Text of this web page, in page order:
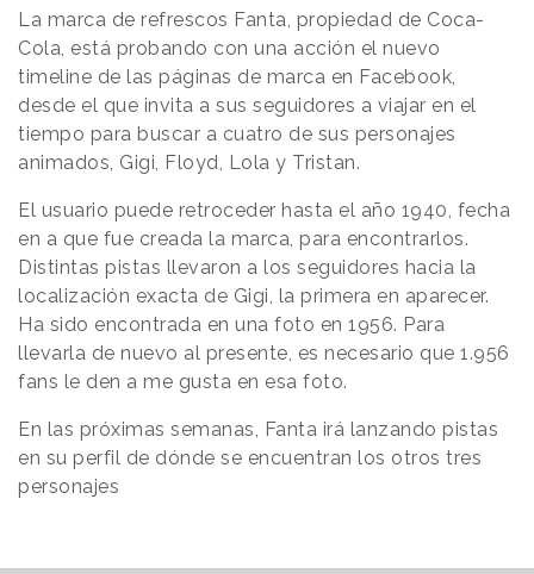
La marca de refrescos Fanta, propiedad de Coca-
Cola, está probando con una acción el nuevo
timeline de las páginas de marca en Facebook,
desde el que invita a sus seguidores a viajar en el
tiempo para buscar a cuatro de sus personajes
animados, Gigi, Floyd, Lola y Tristan.
El usuario puede retroceder hasta el año 1940, fecha
en a que fue creada la marca, para encontrarlos.
Distintas pistas llevaron a los seguidores hacia la
localización exacta de Gigi, la primera en aparecer.
Ha sido encontrada en una foto en 1956. Para
llevarla de nuevo al presente, es necesario que 1.956
fans le den a me gusta en esa foto.
En las próximas semanas, Fanta irá lanzando pistas
en su perfil de dónde se encuentran los otros tres
personajes